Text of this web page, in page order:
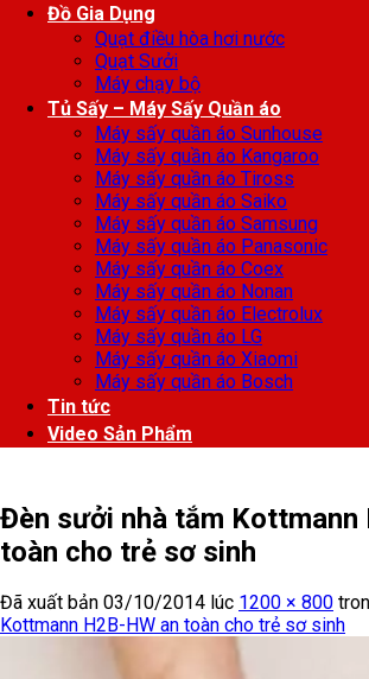
Đồ Gia Dụng
Quạt điều hòa hơi nước
Quạt Sưởi
Máy chạy bộ
Tủ Sấy – Máy Sấy Quần áo
Máy sấy quần áo Sunhouse
Máy sấy quần áo Kangaroo
Máy sấy quần áo Tiross
Máy sấy quần áo Saiko
Máy sấy quần áo Samsung
Máy sấy quần áo Panasonic
Máy sấy quần áo Coex
Máy sấy quần áo Nonan
Máy sấy quần áo Electrolux
Máy sấy quần áo LG
Máy sấy quần áo Xiaomi
Máy sấy quần áo Bosch
Tin tức
Video Sản Phẩm
Đèn sưởi nhà tắm Kottmann
toàn cho trẻ sơ sinh
Đã xuất bản 03/10/2014 lúc 1200 × 800
Kottmann H2B-HW an toàn cho trẻ sơ sinh